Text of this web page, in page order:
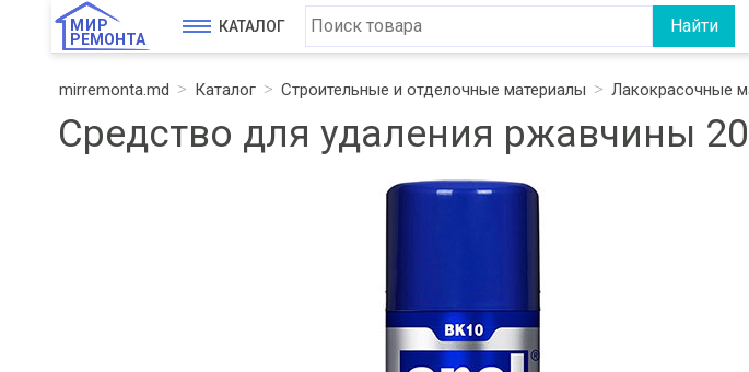
МИР
РЕМОНТА
КАТАЛОГ
mirremonta.md Каталог Строительные и отделочные материалы Лакокрасочные
Средство для удаления ржавчины